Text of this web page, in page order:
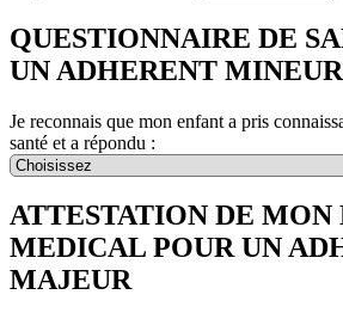
QUESTIONNAIRE DE
UN ADHERENT MINEUR
Je reconnais que mon enfant a pris
santé et a répondu :
ATTESTATION DE MON
MEDICAL POUR UN
MAJEUR